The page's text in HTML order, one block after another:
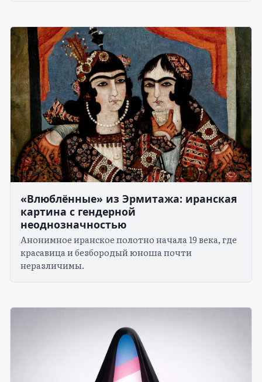
«Влюблённые» из Эрмитажа: иранская
картина с гендерной
неоднозначностью
Анонимное иранское полотно начала 19 века, где
красавица и безбородый юноша почти
неразличимы.